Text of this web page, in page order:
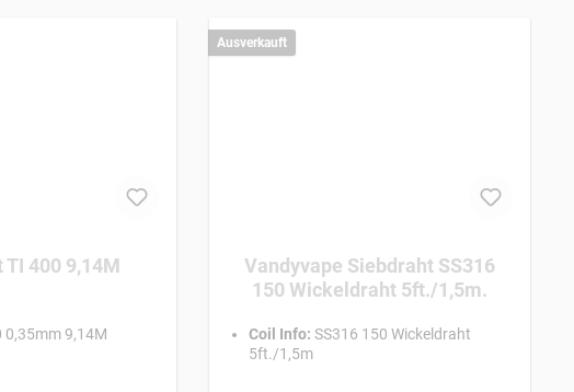
Titandraht TI 400 9,14M
TI 400 0,35mm 9,14M
Ausverkauft
Vandyvape Siebdraht SS316
150 Wickeldraht 5ft./1,5m.
Coil Info: SS316 150 Wickeldraht
5ft./1,5m